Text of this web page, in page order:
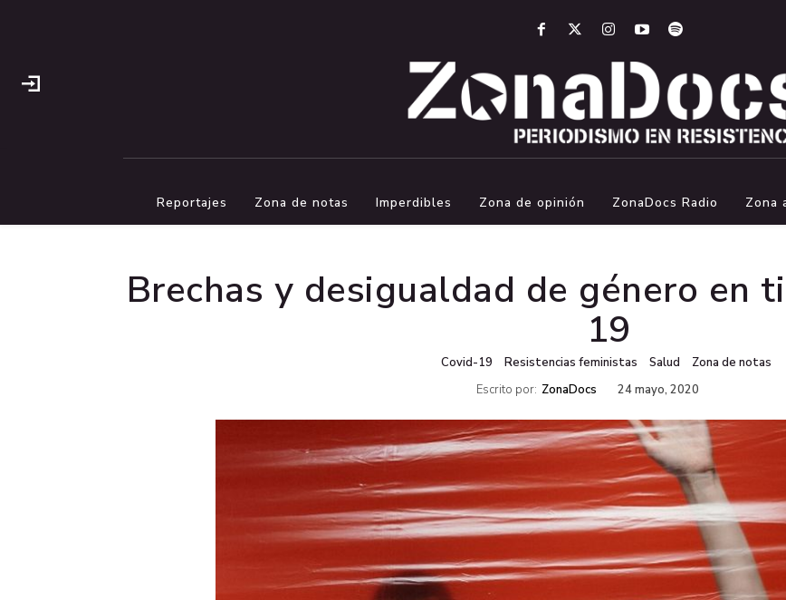
Reportajes Zona de notas Imperdibles Zona de opinión ZonaDocs Radio Zona
Brechas y desigualdad de género en
19
Covid-19 Resistencias feministas Salud
Zona de notas
Escrito por: ZonaDocs 24 mayo, 2020